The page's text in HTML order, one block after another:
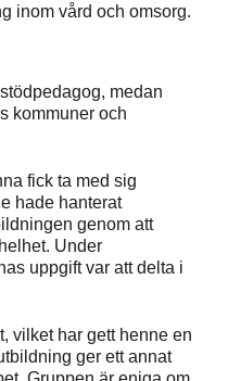
inom vård och omsorg.
medan
kommuner och
fick ta med sig
hade hanterat
genom att
Under
uppgift var att delta i
vilket har gett henne en
ger ett annat